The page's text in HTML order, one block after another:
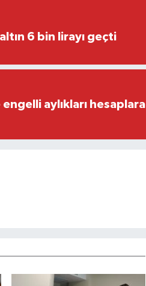
6 bin lirayı geçti
engelli aylıkları hesaplara